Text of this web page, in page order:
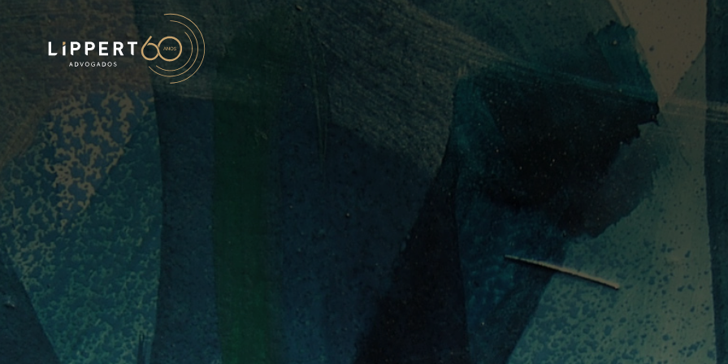
PORTUGUÊS ENGLISH